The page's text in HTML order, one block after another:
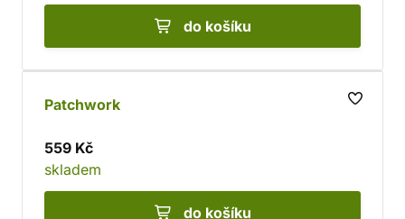
do košíku
Patchwork
559 Kč
skladem
do košíku